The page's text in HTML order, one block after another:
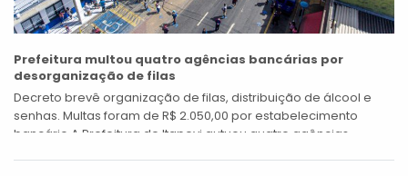
Prefeitura multou quatro agências bancárias por
desorganização de filas
Decreto brevê organização de filas, distribuição de álcool e
senhas. Multas foram de R$ 2.050,00 por estabelecimento
bancário A Prefeitura de Itapevi autuou quatro agências